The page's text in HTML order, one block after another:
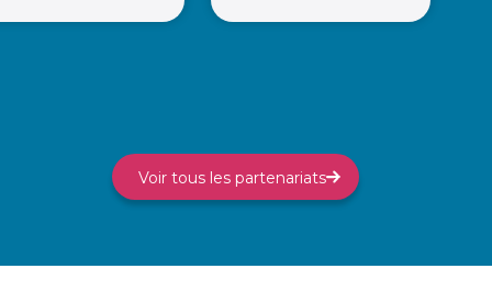
Voir tous les partenariats